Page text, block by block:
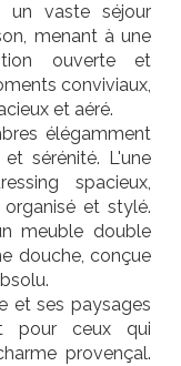
un vaste séjour
menant à une
ouverte et
conviviaux,
et aéré.
élégamment
sérénité. L'une
spacieux,
et stylé.
meuble double
douche, conçue
et ses paysages
pour ceux qui
provençal.